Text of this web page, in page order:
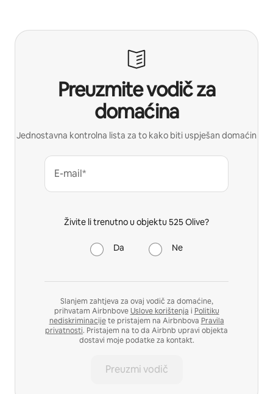
Preuzmite vodič za
domaćina
Jednostavna kontrolna lista za to kako biti uspješan domaćin
E-mail*
Živite li trenutno u objektu 525 Olive?
Da Ne
Slanjem zahtjeva za ovaj vodič za domaćine,
prihvatam AirbnboveUslove korištenja i Politiku
nediskriminacijete pristajem na Airbnbova Pravila
privatnosti. Pristajem na to da Airbnb upravi objekta
dostavi moje podatke za kontakt.
Preuzmi vodič